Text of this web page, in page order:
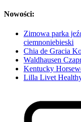
Nowości:
Zimowa parka
ciemnoniebieski
Chia de Gracia
Waldhausen
Kentucky
Lilla Livet